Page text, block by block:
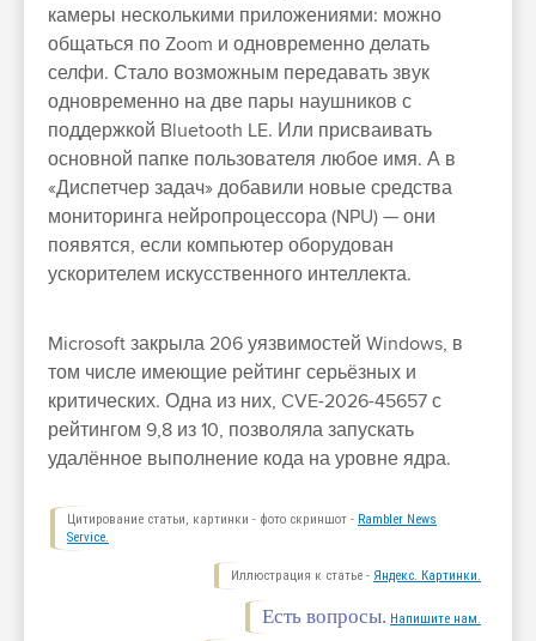
камеры несколькими приложениями: можно
общаться по Zoom и одновременно делать
селфи. Стало возможным передавать звук
одновременно на две пары наушников с
поддержкой Bluetooth LE. Или присваивать
основной папке пользователя любое имя. А в
«Диспетчер задач» добавили новые средства
мониторинга нейропроцессора (NPU) — они
появятся, если компьютер оборудован
ускорителем искусственного интеллекта.
Microsoft закрыла 206 уязвимостей Windows, в
том числе имеющие рейтинг серьёзных и
критических. Одна из них, CVE-2026-45657 с
рейтингом 9,8 из 10, позволяла запускать
удалённое выполнение кода на уровне ядра.
Цитирование статьи, картинки - фото скриншот - Rambler News
Service.
Иллюстрация к статье - Яндекс. Картинки.
Есть вопросы. Напишите нам.